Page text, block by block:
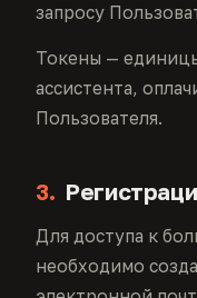
запросу
Токены —
ассистента,
Пользователя.
3.
Для доступа к
необходимо